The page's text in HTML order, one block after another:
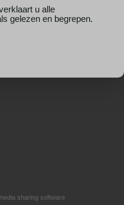
u alle
gelezen en begrepen.
sharing software